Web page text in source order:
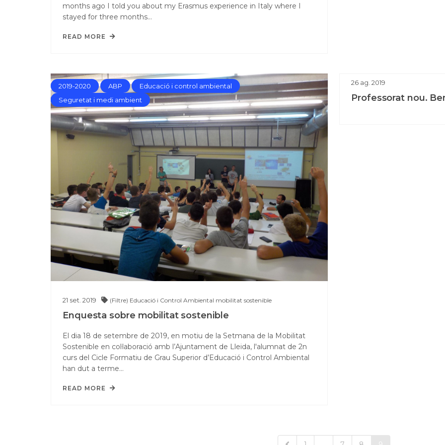
months ago I told you about my Erasmus experience in Italy where I
stayed for three months…
READ MORE
2019-2020 ABP
Educació i control ambiental
Seguretat i medi ambient
21 set. 2019 (Filtre) Educació i Control Ambiental mobilitat sostenible
Enquesta sobre mobilitat sostenible
El dia 18 de setembre de 2019, en motiu de la Setmana de la Mobilitat
Sostenible en col·laboració amb l’Ajuntament de Lleida, l'alumnat de 2n
curs del Cicle Formatiu de Grau Superior d’Educació i Control Ambiental
han dut a terme…
READ MORE
26 ag. 2019
Professorat nou.